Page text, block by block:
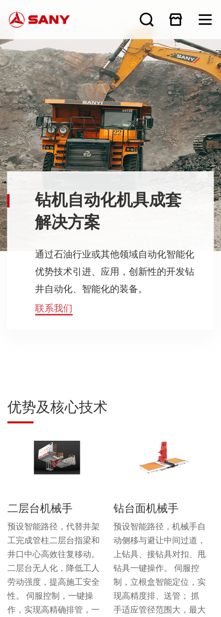
钻机自动化机具成套
解决方案
通过石油行业或其他领域自动化智能化
优势技术引进、应用，创新性的开发钻
井自动化、智能化的装备。
联系我们
优势及核心技术
二层台机械手
预设智能路径，代替井架
工完成管柱二层台指梁和
井口中心高效往复移动。
二层台无人化，降低工人
劳动强度，提高施工安全
性。 伺服控制，一键操
作，实现高精确排管，一
钻台面机械手
预设智能路径，机械手自
动侧移与避让中间过道，
上钻具、接钻具对扣、甩
钻具一键操作。 伺服控
制，立根盒智能定位，实
现高精度排、送管； 抓
手适应管径范围大，最大